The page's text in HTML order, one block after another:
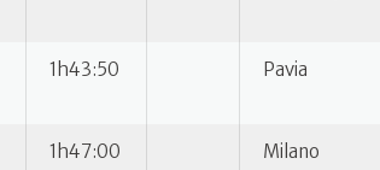
1h43:50 Pavia
1h47:00 Milano